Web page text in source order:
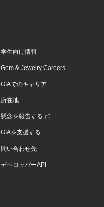
学生向け情報
Gem & Jewelry Careers
GIAでのキャリア
所在地
懸念を報告する
GIAを支援する
問い合わせ先
デベロッパーAPI